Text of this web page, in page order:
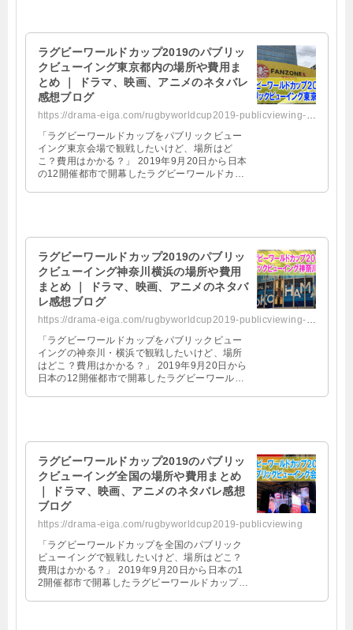
ラグビーワールドカップ2019のパブリッ
クビューイング東京都内の場所や費用ま
とめ ｜ ドラマ、映画、アニメのネタバレ
感想ブログ
https://drama-eiga.com/rugbyworldcup2019-publicviewing-tokyo
「ラグビーワールドカップをパブリックビュー
イング東京会場で観戦したいけど、場所はど
こ？費用はかかる？」 2019年9月20日から日本
の12開催都市で開幕したラグビーワールドカッ
ラグビーワールドカップ2019のパブリッ
クビューイング神奈川横浜の場所や費用
まとめ ｜ ドラマ、映画、アニメのネタバ
レ感想ブログ
https://drama-eiga.com/rugbyworldcup2019-publicviewing-kanagawa
「ラグビーワールドカップをパブリックビュー
イングの神奈川・横浜で観戦したいけど、場所
はどこ？費用はかかる？」 2019年9月20日から
日本の12開催都市で開幕したラグビーワールド
ラグビーワールドカップ2019のパブリッ
クビューイング全国の場所や費用まとめ
｜ ドラマ、映画、アニメのネタバレ感想
ブログ
https://drama-eiga.com/rugbyworldcup2019-publicviewing
「ラグビーワールドカップを全国のパブリック
ビューイングで観戦したいけど、場所はどこ？
費用はかかる？」 2019年9月20日から日本の1
2開催都市で開幕したラグビーワールドカップ2